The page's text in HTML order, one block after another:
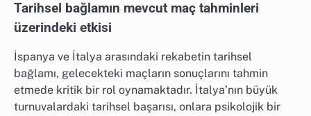
Tarihsel bağlamın mevcut maç tahminleri
üzerindeki etkisi
İspanya ve İtalya arasındaki rekabetin tarihsel
bağlamı, gelecekteki maçların sonuçlarını tahmin
etmede kritik bir rol oynamaktadır. İtalya’nın büyük
turnuvalardaki tarihsel başarısı, onlara psikolojik bir